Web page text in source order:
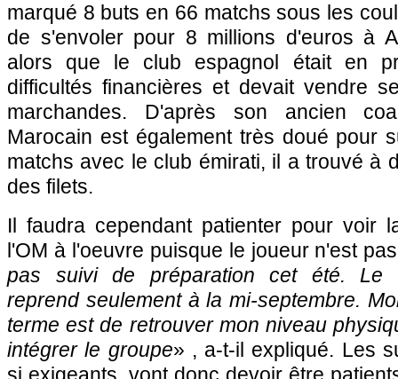
marqué 8 buts en 66 matchs sous les
de s'envoler pour 8 millions d'euros à
alors que le club espagnol était en
difficultés financières et devait vendre
marchandes. D'après son ancien
Marocain est également très doué pour
matchs avec le club émirati, il a trouvé à
des filets.
Il faudra cependant patienter pour voir
l'OM à l'oeuvre puisque le joueur n'est
pas suivi de préparation cet été. Le
reprend seulement à la mi-septembre.
terme est de retrouver mon niveau
intégrer le groupe» , a-t-il expliqué. Les